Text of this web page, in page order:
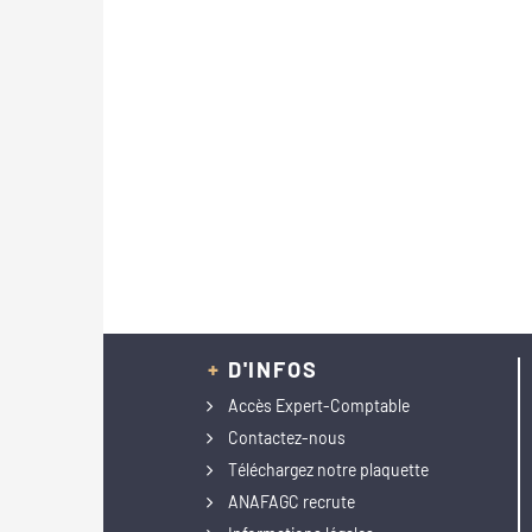
+ D'INFOS
Accès Expert-Comptable
Contactez-nous
Téléchargez notre plaquette
ANAFAGC recrute